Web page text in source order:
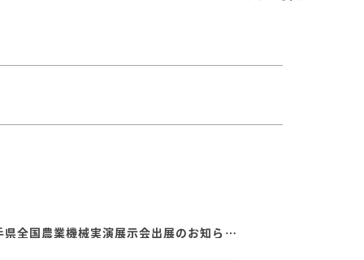
【8/20～8/22】第７９回岩手県全国農業機械実演展示会出展のお知らせ